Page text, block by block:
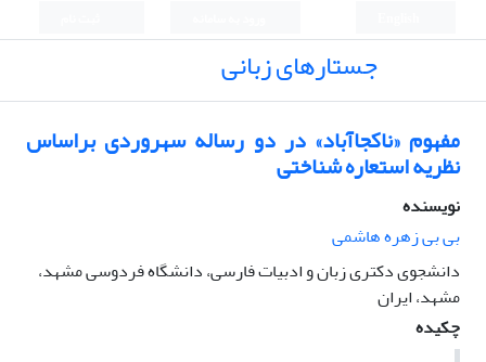
جستارهای زبانی
مفهوم «ناکجاآباد» در دو رساله سهروردی براساس
نظریه استعاره شناختی
نویسنده
بی بی زهره هاشمی
دانشجوی دکتری زبان و ادبیات فارسی، دانشگاه فردوسی مشهد،
مشهد، ایران
چکیده